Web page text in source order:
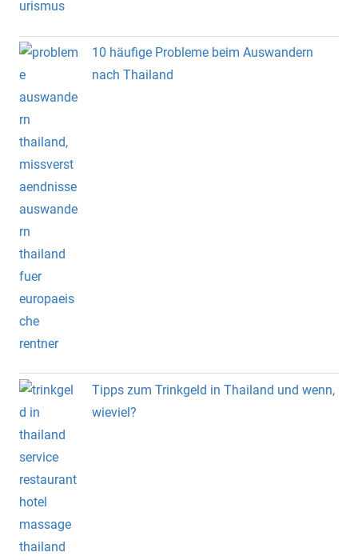
10 häufige Probleme beim Auswandern
nach Thailand
Tipps zum Trinkgeld in Thailand und wenn,
wieviel?